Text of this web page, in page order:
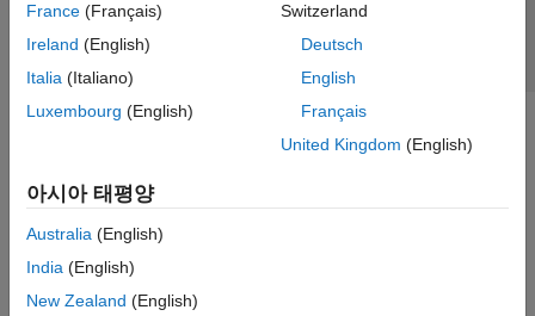
France (Français)
Ireland (English)
Italia (Italiano)
Luxembourg (English)
Switzerland
Deutsch
English
Français
United Kingdom (English)
아시아 태평양
Australia (English)
India (English)
New Zealand (English)